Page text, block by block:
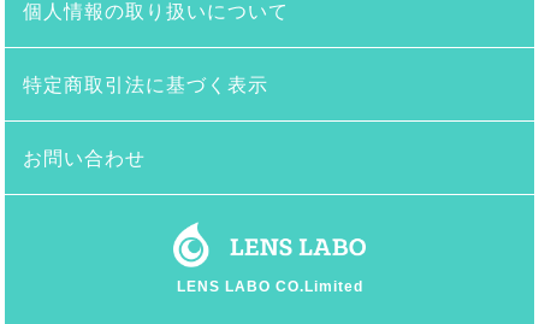
個人情報の取り扱いについて
特定商取引法に基づく表示
お問い合わせ
LENS LABO CO.Limited